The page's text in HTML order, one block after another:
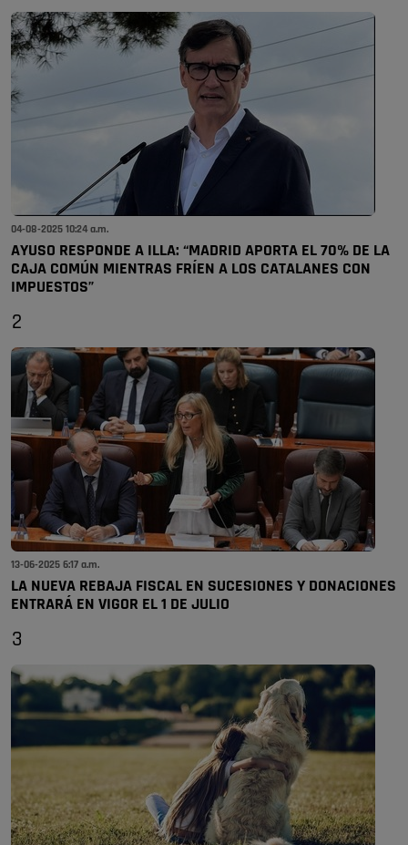
04-08-2025 10:24 a.m.
AYUSO RESPONDE A ILLA: “MADRID APORTA EL 70% DE LA
CAJA COMÚN MIENTRAS FRÍEN A LOS CATALANES CON
IMPUESTOS”
2
13-06-2025 6:17 a.m.
LA NUEVA REBAJA FISCAL EN SUCESIONES Y DONACIONES
ENTRARÁ EN VIGOR EL 1 DE JULIO
3